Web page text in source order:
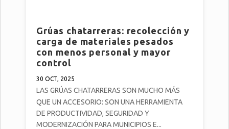
Grúas chatarreras: recolección y
carga de materiales pesados
con menos personal y mayor
control
30 OCT, 2025
LAS GRÚAS CHATARRERAS SON MUCHO MÁS
QUE UN ACCESORIO: SON UNA HERRAMIENTA
DE PRODUCTIVIDAD, SEGURIDAD Y
MODERNIZACIÓN PARA MUNICIPIOS E...